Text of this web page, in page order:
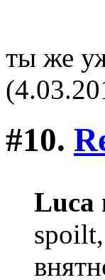
ты же
#10.
Luca